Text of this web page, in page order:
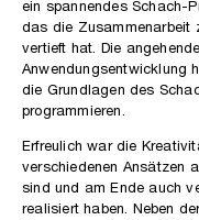
ein spannendes Schach-
das die Zusammenarbeit
vertieft hat. Die
Anwendungsentwicklung
die Grundlagen des
programmieren.
Erfreulich war die
verschiedenen Ansätzen
sind und am Ende auch
realisiert haben. Neben